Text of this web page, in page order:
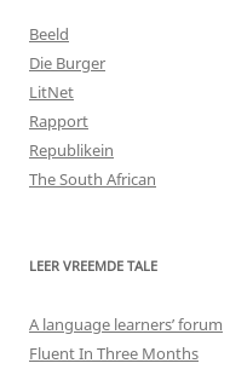
Beeld
Die Burger
LitNet
Rapport
Republikein
The South African
LEER VREEMDE TALE
A language learners’ forum
Fluent In Three Months